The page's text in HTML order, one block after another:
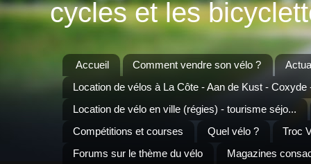
cycles et les
Accueil Comment vendre son vélo ?
Location de vélos à La Côte - Aan de Kust - Coxyde
Location de vélo en ville (régies) - tourisme séjo...
Compétitions et courses
Quel vélo ?
Troc
Forums sur le thème du vélo
Magazines